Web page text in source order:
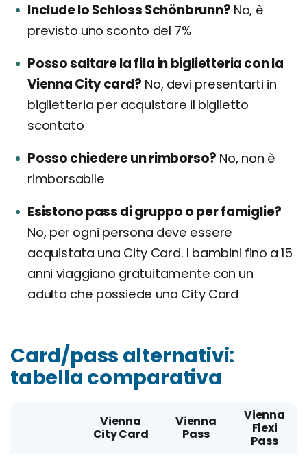
Include lo Schloss Schönbrunn? No, è
previsto uno sconto del 7%
Posso saltare la fila in biglietteria con la
Vienna City card? No, devi presentarti in
biglietteria per acquistare il biglietto
scontato
Posso chiedere un rimborso? No, non è
rimborsabile
Esistono pass di gruppo o per famiglie?
No, per ogni persona deve essere
acquistata una City Card. I bambini fino a 15
anni viaggiano gratuitamente con un
adulto che possiede una City Card
Card/pass alternativi:
tabella comparativa
Vienna
City Card
Vienna
Pass
Vienna
Flexi
Pass